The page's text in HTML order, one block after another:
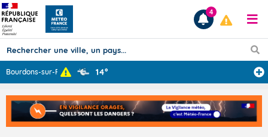
Prévisions
TOUS LES RÉSULTATS
4
Bourdons-sur-Ro... 14°